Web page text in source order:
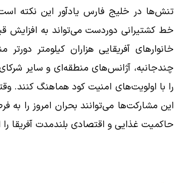
تنش‌ها در خلیج فارس یادآور این نکته
خط کشتیرانی دوردست می‌تواند به افزایش
خانوارهای آفریقایی هزاران کیلومتر
چندجانبه، آژانس‌های منطقه‌ای و سایر
را با اولویت‌های امنیت کود هماهنگ کنند.
این مشارکت‌ها می‌توانند بحران امروز را به
حاکمیت غذایی و اقتصادی بلندمدت آفریقا